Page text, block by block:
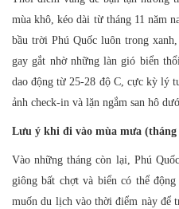
mùa khô, kéo dài từ tháng 11 năm
bầu trời Phú Quốc luôn trong
gay gắt nhờ những làn gió biển
dao động từ 25-28 độ C, cực kỳ lý
ảnh check-in và lặn ngắm san hô
Lưu ý khi đi vào mùa mưa (tháng
Vào những tháng còn lại, Phú
giông bất chợt và biển có thể
muốn du lịch vào thời điểm này để